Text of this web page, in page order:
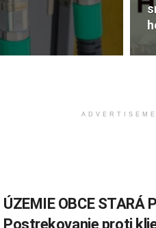
ÚZEMIE OBCE STARÁ
Postrekovanie proti